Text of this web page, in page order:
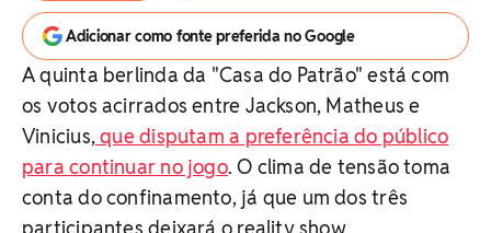
Adicionar como fonte preferida no Google
A quinta berlinda da "Casa do Patrão" está com
os votos acirrados entre Jackson, Matheus e
Vinicius,que disputam a preferência do público
para continuar no jogo. O clima de tensão toma
conta do confinamento, já que um dos três